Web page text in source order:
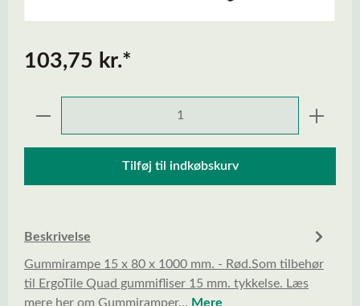
103,75 kr.*
Produktmængde: Indtast den ønskede
Tilføj til indkøbskurv
Beskrivelse
Gummirampe 15 x 80 x 1000 mm. - Rød.Som tilbehør
til ErgoTile Quad gummifliser 15 mm. tykkelse. Læs
mere her om Gummiramper… Mere